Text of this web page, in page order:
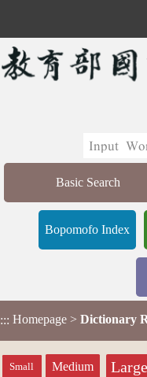
Basic Search
Bopomofo Index
::: Homepage > Dictionary
Small Medium Large